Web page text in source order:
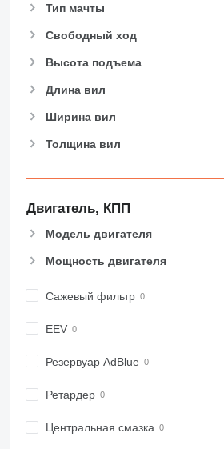
Тип мачты
Свободный ход
Высота подъема
Длина вил
Ширина вил
Толщина вил
Двигатель, КПП
Модель двигателя
Мощность двигателя
Сажевый фильтр
EEV
Резервуар AdBlue
Ретардер
Центральная смазка